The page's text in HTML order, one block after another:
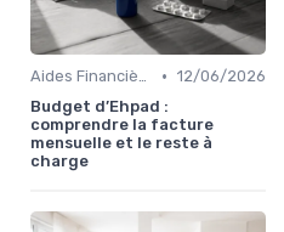
Aides Financières et Subventions • 12/06/2026
Budget d’Ehpad :
comprendre la facture
mensuelle et le reste à
charge